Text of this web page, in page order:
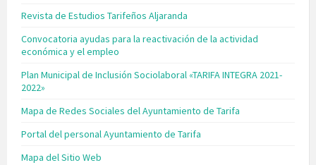
Revista de Estudios Tarifeños Aljaranda
Convocatoria ayudas para la reactivación de la actividad
económica y el empleo
Plan Municipal de Inclusión Sociolaboral «TARIFA INTEGRA 2021-
2022»
Mapa de Redes Sociales del Ayuntamiento de Tarifa
Portal del personal Ayuntamiento de Tarifa
Mapa del Sitio Web